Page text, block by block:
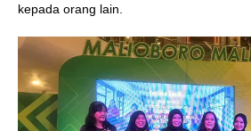
kepada orang lain.